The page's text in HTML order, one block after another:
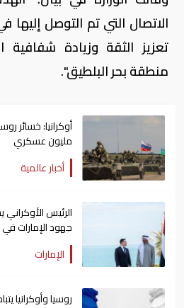
الاتصال التي تم التوصل إليها
تعزيز الثقة وزيادة
منطقة بحر البلطيق".
مليون عسكري
أخبار عالمية
الرئيس
جهود الإمارات
الإمارات
روسيا وأوكرانيا